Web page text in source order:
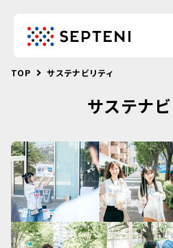
TOP サステナビリティ
サステナ